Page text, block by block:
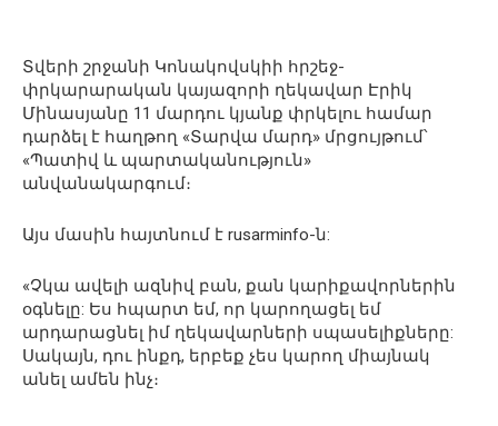
Տվերի շրջանի Կոնակովսկիի հրշեջ-
փրկարարական կայազորի ղեկավար Էրիկ
Մինասյանը 11 մարդու կյանք փրկելու համար
դարձել է հաղթող «Տարվա մարդ» մրցույթում՝
«Պատիվ և պարտականություն»
անվանակարգում։
Այս մասին հայտնում է rusarminfo-ն:
«Չկա ավելի ազնիվ բան, քան կարիքավորներին
օգնելը: Ես հպարտ եմ, որ կարողացել եմ
արդարացնել իմ ղեկավարների սպասելիքները:
Սակայն, դու ինքդ, երբեք չես կարող միայնակ
անել ամեն ինչ։